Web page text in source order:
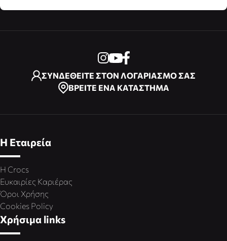
ΣΥΝΔΕΘΕΙΤΕ ΣΤΟΝ ΛΟΓΑΡΙΑΣΜΟ ΣΑΣ
ΒΡΕΙΤΕ ΕΝΑ ΚΑΤΑΣΤΗΜΑ
Η Εταιρεία
Η Crocs
Ευκαιρίες Καριέρας
Όροι Χρήσης
Cookies Policy
Χρήσιμα links